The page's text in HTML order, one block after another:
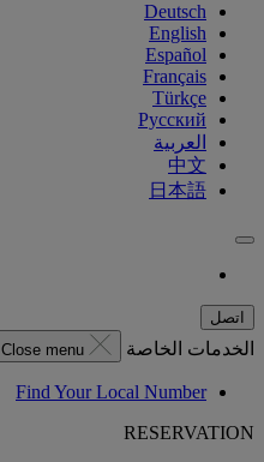
Deutsch
English
Español
Français
Türkçe
Русский
العربية
中文
日本語
اتصل
الخدمات الخاصة Close menu
Find Your Local Number
RESERVATION